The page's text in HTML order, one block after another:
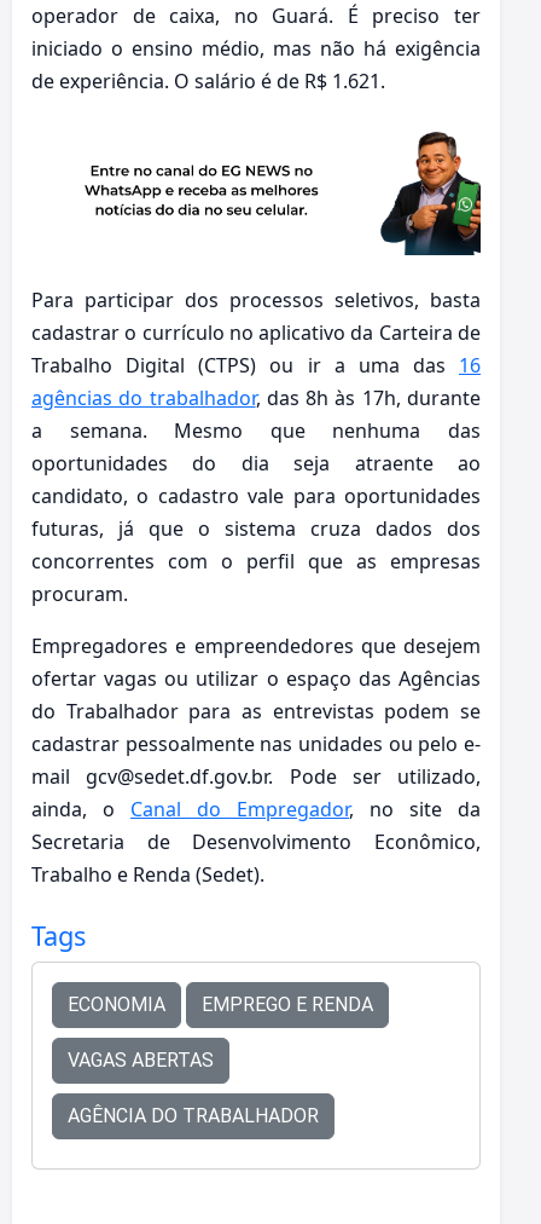
operador de caixa, no Guará. É preciso ter
iniciado o ensino médio, mas não há exigência
de experiência. O salário é de R$ 1.621.
Para participar dos processos seletivos, basta
cadastrar o currículo no aplicativo da Carteira de
Trabalho Digital (CTPS) ou ir a uma das 16
agências do trabalhador, das 8h às 17h, durante
a semana. Mesmo que nenhuma das
oportunidades do dia seja atraente ao
candidato, o cadastro vale para oportunidades
futuras, já que o sistema cruza dados dos
concorrentes com o perfil que as empresas
procuram.
Empregadores e empreendedores que desejem
ofertar vagas ou utilizar o espaço das Agências
do Trabalhador para as entrevistas podem se
cadastrar pessoalmente nas unidades ou pelo e-
mail gcv@sedet.df.gov.br. Pode ser utilizado,
ainda, o Canal do Empregador, no site da
Secretaria de Desenvolvimento Econômico,
Trabalho e Renda (Sedet).
Tags
ECONOMIA EMPREGO E RENDA
VAGAS ABERTAS
AGÊNCIA DO TRABALHADOR